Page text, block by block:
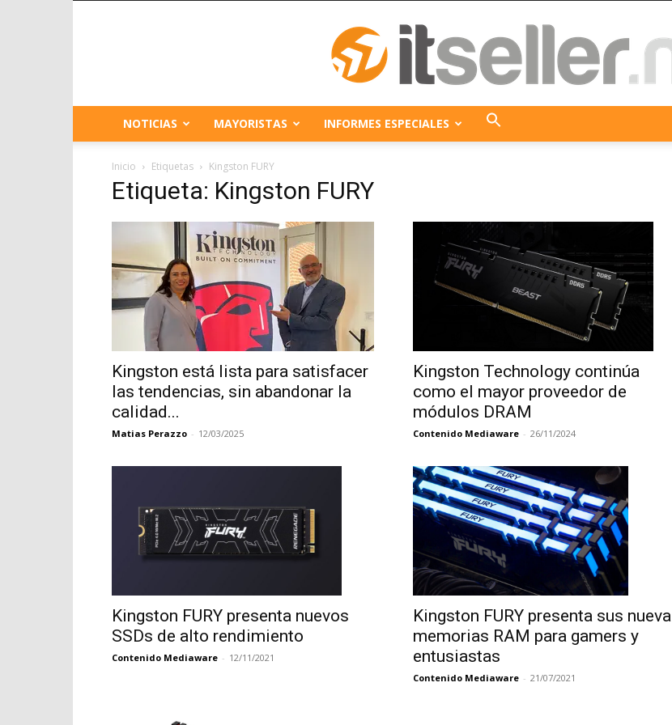
ITseller
NOTICIAS MAYORISTAS INFORMES ESPECIALES
Inicio Etiquetas Kingston FURY
Etiqueta: Kingston FURY
Kingston está lista para satisfacer
las tendencias, sin abandonar la
calidad...
Matias Perazzo - 12/03/2025
Kingston Technology continúa
como el mayor proveedor de
módulos DRAM
Contenido Mediaware - 26/11/2024
Kingston FURY presenta nuevos
SSDs de alto rendimiento
Contenido Mediaware - 12/11/2021
Kingston FURY presenta sus nueva
memorias RAM para gamers y
entusiastas
Contenido Mediaware - 21/07/2021